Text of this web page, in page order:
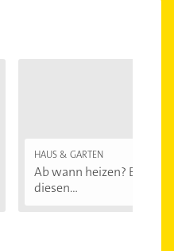
HAUS & GARTEN
Ab wann heizen? Bei
diesen